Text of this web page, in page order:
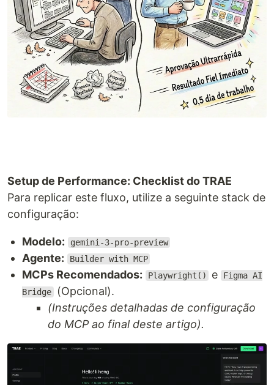
Setup de Performance: Checklist do TRAE
Para replicar este fluxo, utilize a seguinte stack de
configuração:
Modelo: gemini-3-pro-preview
Agente: Builder with MCP
MCPs Recomendados: Playwright() e Figma AI
Bridge (Opcional).
(Instruções detalhadas de configuração
do MCP ao final deste artigo).